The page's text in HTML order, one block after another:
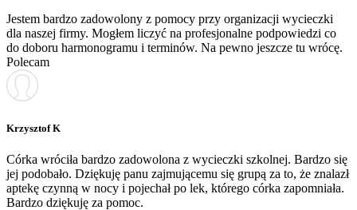
Jestem bardzo zadowolony z pomocy przy organizacji wycieczki
dla naszej firmy. Mogłem liczyć na profesjonalne podpowiedzi co
do doboru harmonogramu i terminów. Na pewno jeszcze tu wrócę.
Polecam
Krzysztof K
Córka wróciła bardzo zadowolona z wycieczki szkolnej. Bardzo się
jej podobało. Dziękuję panu zajmującemu się grupą za to, że znalazł
aptekę czynną w nocy i pojechał po lek, którego córka zapomniała.
Bardzo dziękuję za pomoc.